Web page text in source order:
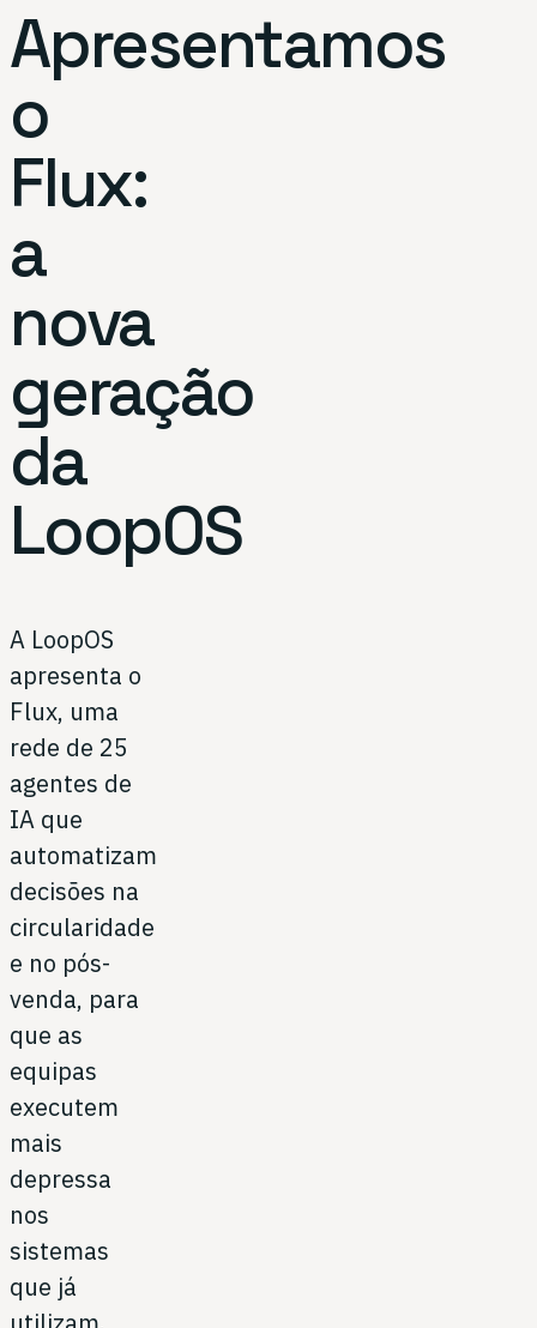
Apresentamos
o
Flux:
a
nova
geração
da
LoopOS
A LoopOS
apresenta o
Flux, uma
rede de 25
agentes de
IA que
automatizam
decisões na
circularidade
e no pós-
venda, para
que as
equipas
executem
mais
depressa
nos
sistemas
que já